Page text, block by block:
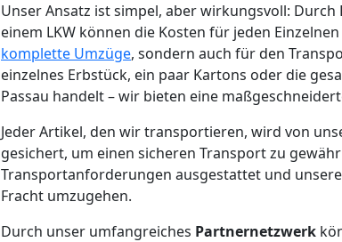
Unser Ansatz ist simpel, aber wirkungsvoll:
einem LKW können die Kosten für jeden
komplette Umzüge, sondern auch für den
einzelnes Erbstück, ein paar Kartons oder die
Passau handelt – wir bieten eine
Jeder Artikel, den wir transportieren, wird von
gesichert, um einen sicheren Transport zu
Transportanforderungen ausgestattet und
Fracht umzugehen.
Durch unser umfangreiches Partnernetzwerk